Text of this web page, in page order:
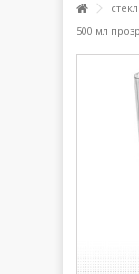
500 мл